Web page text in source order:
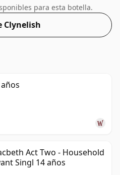
del 40%, y se envía
de 70 cl.
para esta botella.
Clynelish
Act Two - Household
Singl 14 años